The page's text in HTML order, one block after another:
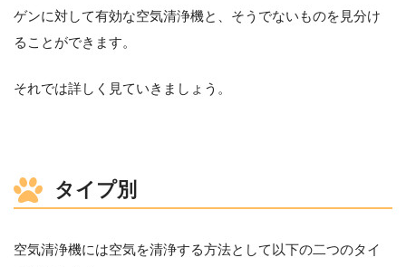
ゲンに対して有効な空気清浄機と、そうでないものを見分け
ることができます。
それでは詳しく見ていきましょう。
タイプ別
空気清浄機には空気を清浄する方法として以下の二つのタイ